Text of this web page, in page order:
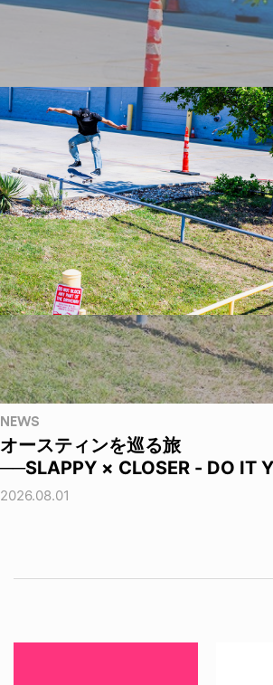
NEWS
オースティンを巡る旅
──SLAPPY × CLOSER - DO IT
2026.08.01